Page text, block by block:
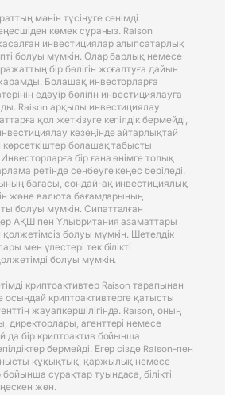
мәнін түсінуге сенімді
көмек сұраңыз. Raison
инвестициялар алыпсатарлық
болуы мүмкін. Олар барлық немесе
бір бөлігін жоғалтуға дайын
Болашақ инвесторларға
едәуір бөлігін инвестициялауға
Raison арқылы инвестициялау
қол жеткізуге кепілдік бермейді,
кезеңінде айтарлықтай
көрсеткіштер болашақ табысты
бір ғана өнімге толық
ретінде сенбеуге кеңес беріледі.
бағасы, сондай-ақ инвестициялық
және валюта бағамдарының
болуы мүмкін. Сипатталған
АҚШ пен Ұлыбритания азаматтары
болуы мүмкін. Шетелдік
мен үлестері тек білікті
болуы мүмкін.
криптоактивтер Raison тарапынан
криптоактивтерге қатысты
жауапкершілігінде. Raison, оның
директорлары, агенттері немесе
да бір криптоактив бойынша
бермейді. Егер сізде Raison-пен
құқықтық, қаржылық немесе
сұрақтар туындаса, білікті
жөн.